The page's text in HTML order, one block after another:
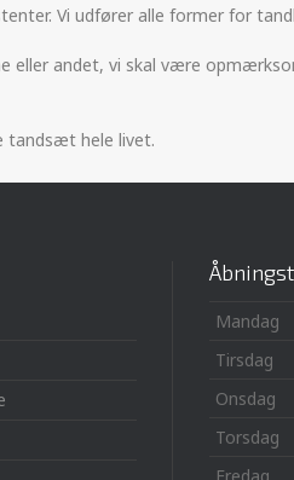
Vi udfører alle former for
andet, vi skal være
tandsæt hele livet.
Mandag
Tirsdag
Onsdag
Torsdag